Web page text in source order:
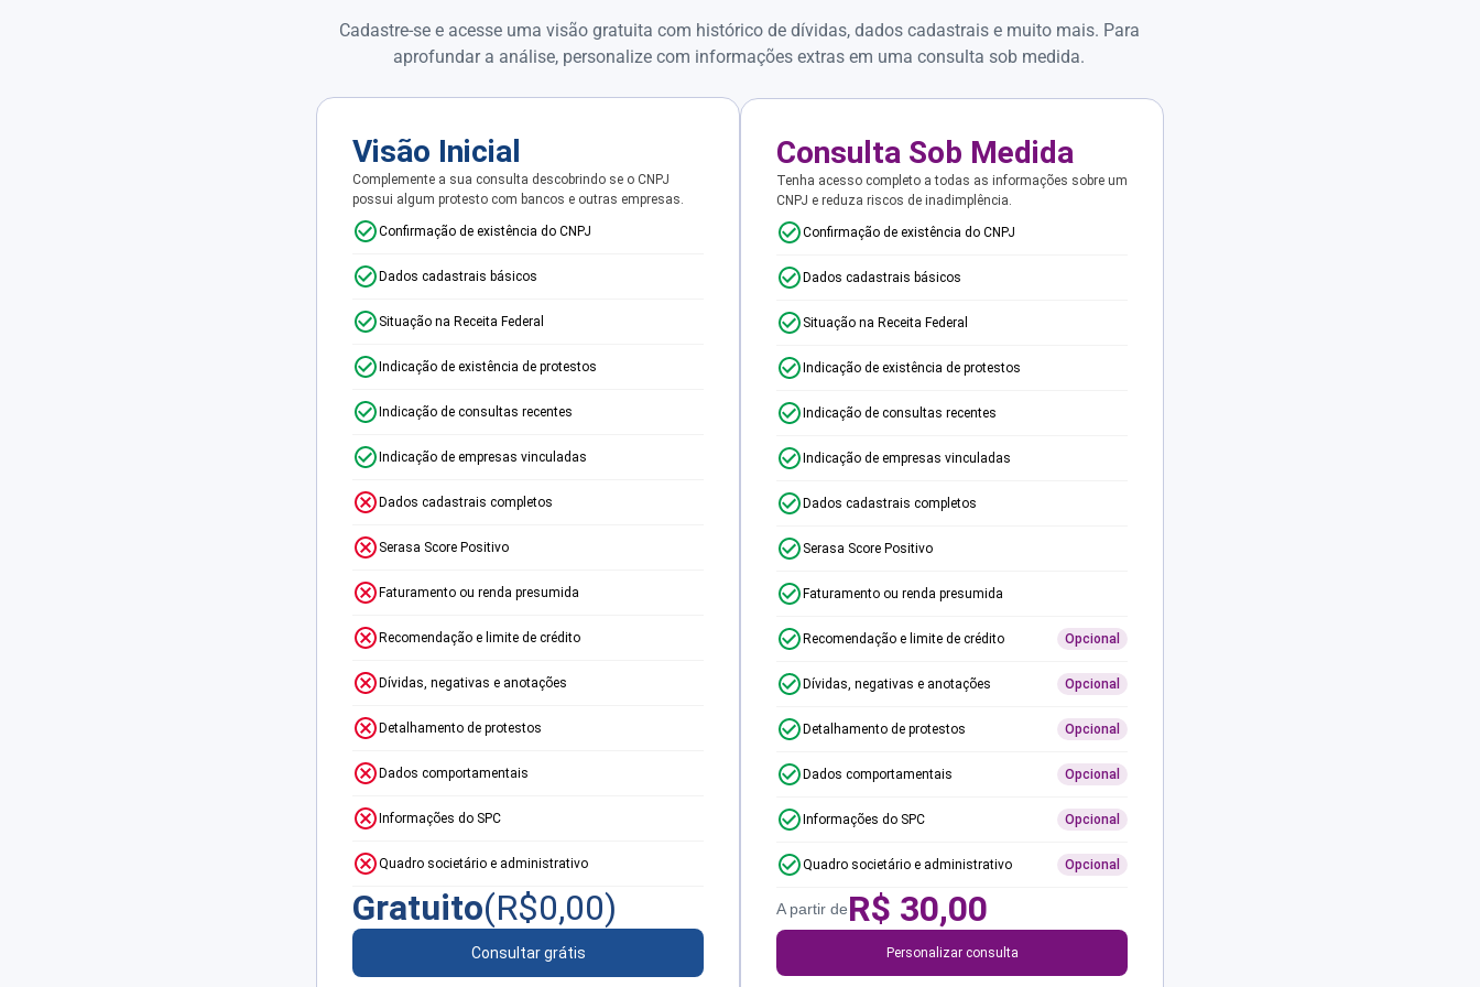
Cadastre-se e acesse uma visão gratuita com histórico de dívidas, dados cadastrais e muito mais. Para
aprofundar a análise, personalize com informações extras em uma consulta sob medida.
Visão Inicial
Complemente a sua consulta descobrindo se o CNPJ
possui algum protesto com bancos e outras empresas.
Confirmação de existência do CNPJ
Dados cadastrais básicos
Situação na Receita Federal
Indicação de existência de protestos
Indicação de consultas recentes
Indicação de empresas vinculadas
Dados cadastrais completos
Serasa Score Positivo
Faturamento ou renda presumida
Recomendação e limite de crédito
Dívidas, negativas e anotações
Detalhamento de protestos
Dados comportamentais
Informações do SPC
Quadro societário e administrativo
Gratuito(R$0,00)
Consultar grátis
Consulta Sob Medida
Tenha acesso completo a todas as informações sobre um
CNPJ e reduza riscos de inadimplência.
Confirmação de existência do CNPJ
Dados cadastrais básicos
Situação na Receita Federal
Indicação de existência de protestos
Indicação de consultas recentes
Indicação de empresas vinculadas
Dados cadastrais completos
Serasa Score Positivo
Faturamento ou renda presumida
Recomendação e limite de crédito Opcional
Dívidas, negativas e anotações Opcional
Detalhamento de protestos Opcional
Dados comportamentais Opcional
Informações do SPC Opcional
Quadro societário e administrativo Opcional
A partir deR$ 30,00
Personalizar consulta